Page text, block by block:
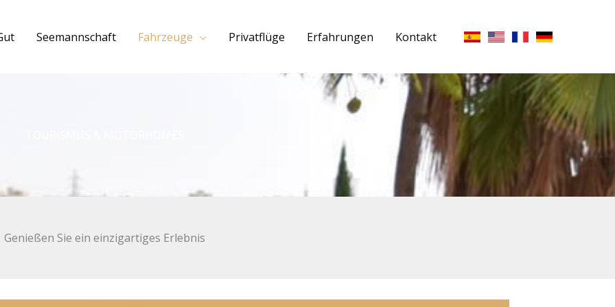
Seemannschaft Fahrzeuge Privatflüge Erfahrungen Kontakt
Genießen Sie ein einzigartiges Erlebnis